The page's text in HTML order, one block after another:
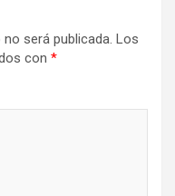
será publicada. Los
con *